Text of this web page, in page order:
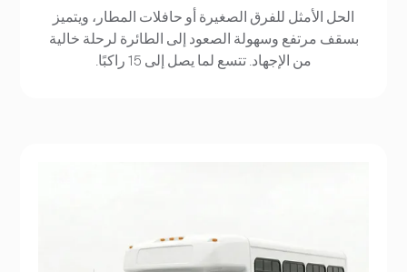
الحل الأمثل للفرق الصغيرة أو حافلات المطار، ويتميز
بسقف مرتفع وسهولة الصعود إلى الطائرة لرحلة خالية
من الإجهاد. تتسع لما يصل إلى 15 راكبًا.